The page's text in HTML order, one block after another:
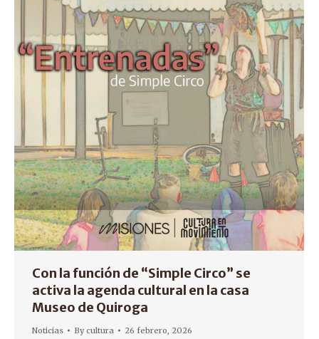
Con la función de “Simple Circo” se
activa la agenda cultural en la casa
Museo de Quiroga
Noticias Bycultura 26 febrero, 2026